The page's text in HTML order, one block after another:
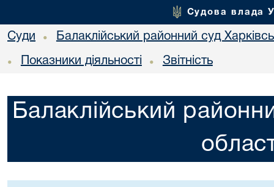
Судова влада
Суди • Балаклійський районний суд
• Показники діяльності • Звітність
Балаклійський